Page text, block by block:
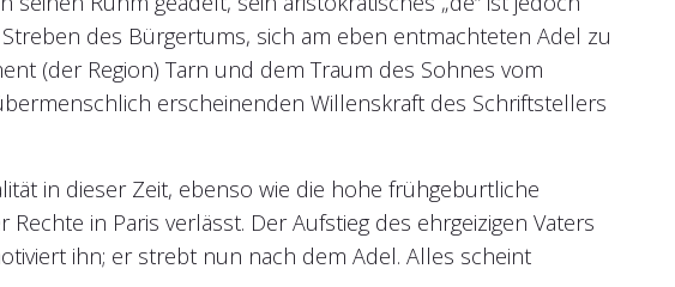
des Bürgertums, sich am eben entmachteten Adel zu
(der Region) Tarn und dem Traum des Sohnes vom
erscheinenden Willenskraft des Schriftstellers
in dieser Zeit, ebenso wie die hohe frühgeburtliche
in Paris verlässt. Der Aufstieg des ehrgeizigen Vaters
ihn; er strebt nun nach dem Adel. Alles scheint